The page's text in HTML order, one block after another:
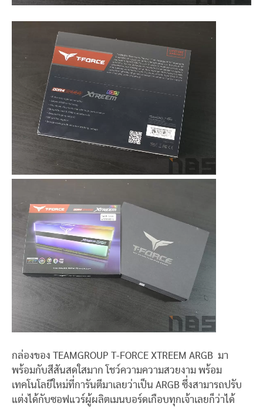
กล่องของ TEAMGROUP T-FORCE XTREEM ARGB มา
พร้อมกับสีสันสดใสมาก โชว์ความความสวยงาม พร้อม
เทคโนโลยีใหม่ที่การันตีมาเลยว่าเป็น ARGB ซึ่งสามารถปรับ
แต่งได้กับซอฟแวร์ผู้ผลิตเมนบอร์ดเกือบทุกเจ้าเลยก็ว่าได้